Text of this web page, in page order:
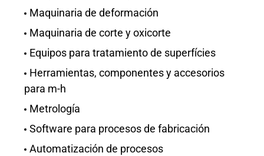
Maquinaria de deformación
Maquinaria de corte y oxicorte
Equipos para tratamiento de superfícies
Herramientas, componentes y accesorios
para m-h
Metrología
Software para procesos de fabricación
Automatización de procesos